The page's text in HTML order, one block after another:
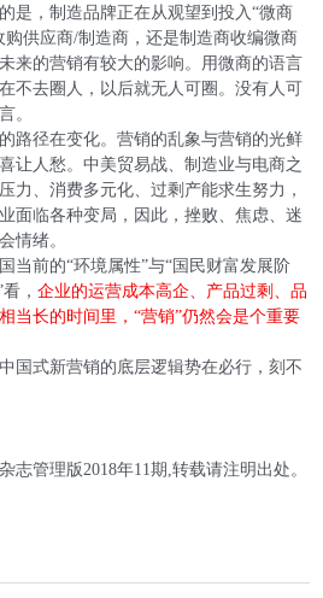
是，制造品牌正在从观望到投入“微商
供应商/制造商，还是制造商收编微商
来的营销有较大的影响。用微商的语言
不去圈人，以后就无人可圈。没有人可
。
径在变化。营销的乱象与营销的光鲜
让人愁。中美贸易战、制造业与电商之
力、消费多元化、过剩产能求生努力，
面临各种变局，因此，挫败、焦虑、迷
情绪。
前的“环境属性”与“国民财富发展阶
看，企业的运营成本高企、产品过剩、品
当长的时间里，“营销”仍然会是个重要
式新营销的底层逻辑势在必行，刻不
志管理版2018年11期,转载请注明出处。